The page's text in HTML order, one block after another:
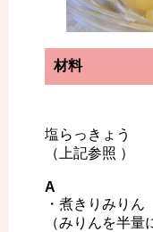
材料
塩らっきょ
（上記参照 ）
A
・煮きりみり
（みりんを半量